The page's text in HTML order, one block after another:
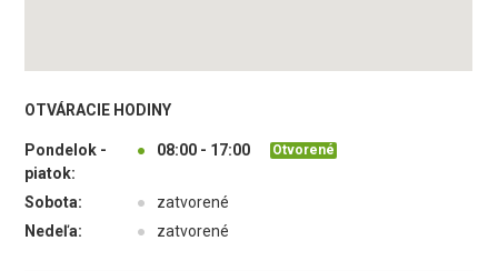
OTVÁRACIE HODINY
Pondelok -
piatok:
● 08:00 - 17:00 Otvorené
Sobota: ●
zatvorené
Nedeľa:
● zatvorené